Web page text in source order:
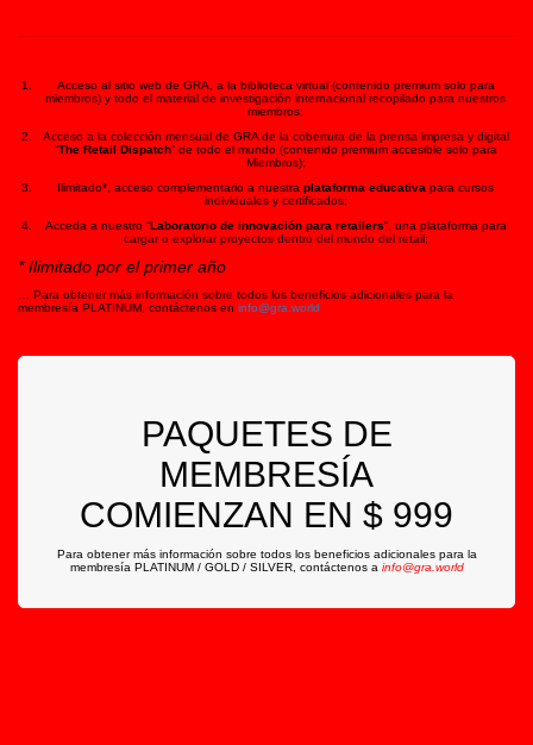
Acceso al sitio web de GRA, a la biblioteca virtual (contenido premium solo para
miembros) y todo el material de investigación internacional recopilado para nuestros
miembros;
Acceso a la colección mensual de GRA de la cobertura de la prensa impresa y digital
“The Retail Dispatch” de todo el mundo (contenido premium accesible solo para
Miembros);
Ilimitado*, acceso complementario a nuestra plataforma educativa para cursos
individuales y certificados;
Acceda a nuestro “Laboratorio de innovación para retailers“, una plataforma para
cargar o explorar proyectos dentro del mundo del retail;
* Ilimitado por el primer año
… Para obtener más información sobre todos los beneficios adicionales para la
membresía PLATINUM, contáctenos en info@gra.world
PAQUETES DE
MEMBRESÍA
COMIENZAN EN $ 999
Para obtener más información sobre todos los beneficios adicionales para la
membresía PLATINUM / GOLD / SILVER, contáctenos a info@gra.world